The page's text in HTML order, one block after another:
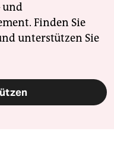
und
Finden Sie
unterstützen Sie